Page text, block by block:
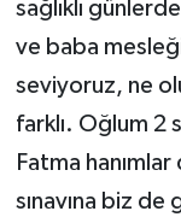
sağlıklı
ve baba
seviyoruz, ne
farklı. Oğlum 2
Fatma hanımlar
sınavına biz